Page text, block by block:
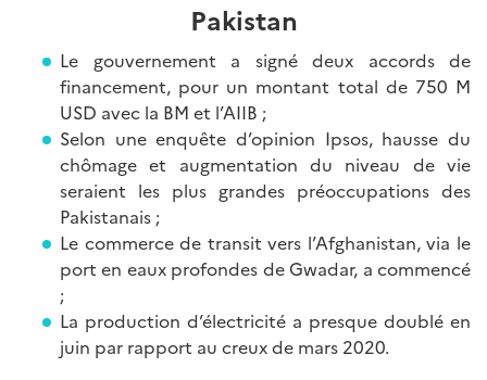
Pakistan
Le gouvernement a signé deux accords de
financement, pour un montant total de 750 M
USD avec la BM et l’AIIB ;
Selon une enquête d’opinion Ipsos, hausse du
chômage et augmentation du niveau de vie
seraient les plus grandes préoccupations des
Pakistanais ;
Le commerce de transit vers l’Afghanistan, via le
port en eaux profondes de Gwadar, a commencé
;
La production d’électricité a presque doublé en
juin par rapport au creux de mars 2020.